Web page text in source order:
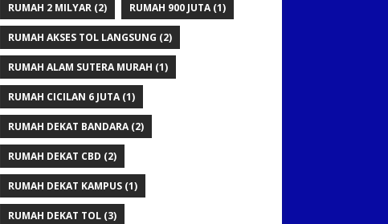
RUMAH 2 MILYAR(2) RUMAH 900 JUTA(1)
RUMAH AKSES TOL LANGSUNG (2)
RUMAH ALAM SUTERA MURAH (1)
RUMAH CICILAN 6 JUTA(1)
RUMAH DEKAT BANDARA(2)
RUMAH DEKAT CBD (2)
RUMAH DEKAT KAMPUS(1)
RUMAH DEKAT TOL(3)